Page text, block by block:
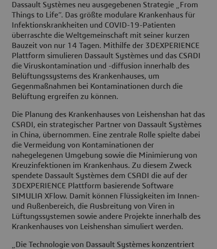
Dassault Systèmes neu ausgegebenen Strategie „From
Things to Life“. Das größte modulare Krankenhaus für
Infektionskrankheiten und COVID-19-Patienten
überraschte die Weltgemeinschaft mit seiner kurzen
Bauzeit von nur 14 Tagen. Mithilfe der 3DEXPERIENCE
Plattform simulieren Dassault Systèmes und das CSADI
die Viruskontamination und -diffusion innerhalb des
Belüftungssystems des Krankenhauses, um
Gegenmaßnahmen bei Kontaminationen durch die
Belüftung ergreifen zu können.
Die Planung des Krankenhauses von Leishenshan hat das
CSADI, ein strategischer Partner von Dassault Systèmes
in China, übernommen. Eine zentrale Rolle spielte dabei
die Vermeidung von Kontaminationen der
nahegelegenen Umgebung sowie die Minimierung von
Kreuzinfektionen im Krankenhaus. Zu diesem Zweck
spendete Dassault Systèmes dem CSADI die auf der
3DEXPERIENCE Plattform basierende Software
SIMULIA XFlow. Damit können Flüssigkeiten im Innen-
und Außenbereich, die Ausbreitung von Viren in
Lüftungssystemen sowie andere Projekte innerhalb des
Krankenhauses von Leishenshan simuliert werden.
„Die Technologie von Dassault Systèmes konzentriert